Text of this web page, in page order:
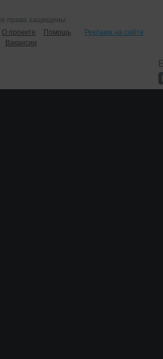
права защищены.
О проекте Помощь
Реклама на сайте
Вакансии